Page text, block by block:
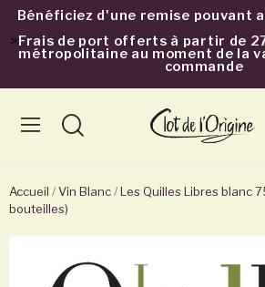
Bénéficiez d'une remise pouvant
>Frais de port offerts à partir de
métropolitaine au moment de la
commande
Accueil Vin Blanc
Les Quilles Libres blanc
bouteilles)